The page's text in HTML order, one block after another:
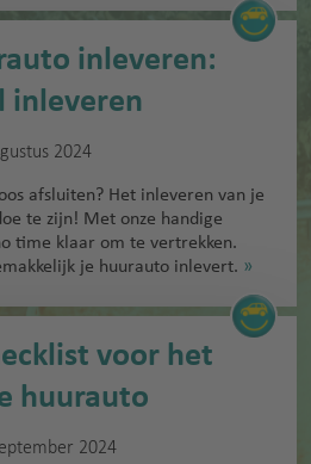
inleveren:
inleveren
2024
afsluiten? Het inleveren van je
te zijn! Met onze handige
time klaar om te vertrekken.
je huurauto inlevert. »
voor het
huurauto
2024